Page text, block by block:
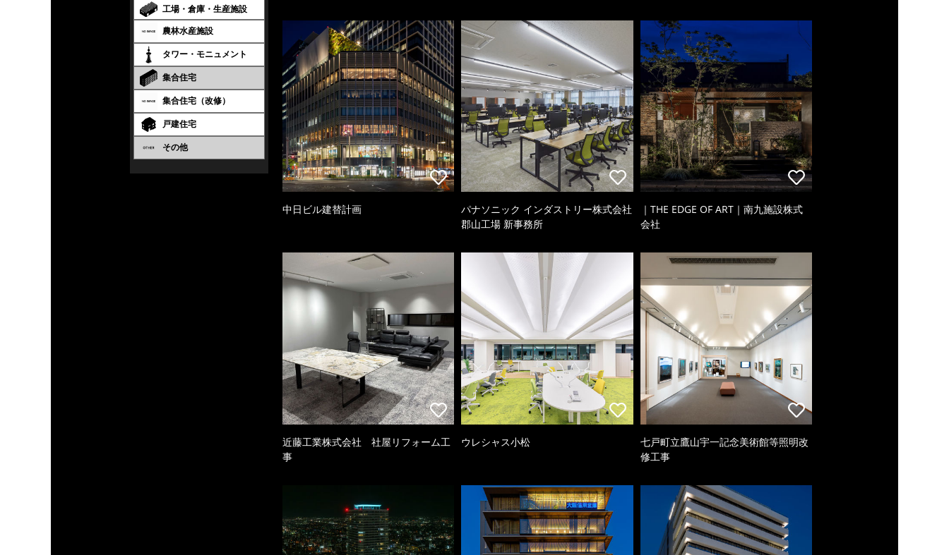
工場・倉庫・生産施設
農林水産施設
タワー・モニュメント
集合住宅
集合住宅（改修）
戸建住宅
その他
中日ビル建替計画
パナソニック インダストリー株式会社
郡山工場 新事務所
｜THE EDGE OF ART｜南九施設株式
会社
近藤工業株式会社 社屋リフォーム工
事
ウレシャス小松
七戸町立鷹山宇一記念美術館等照明改
修工事